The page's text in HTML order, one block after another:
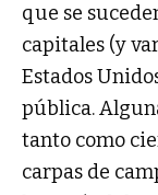
que se
capitales (y
Estados
pública.
tanto como
carpas de